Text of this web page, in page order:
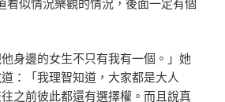
他身邊的女生不只有我有一個。」她
：「我理智知道，大家都是大人
之前彼此都還有選擇權。而且說真